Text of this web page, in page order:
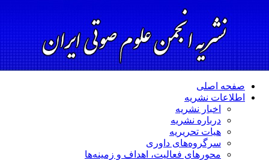
صفحه اصلی
اطلاعات نشریه
اخبار نشریه
درباره نشریه
هیات تحریریه
سرگروه‌های داوری
محورهای فعالیت، اهداف و زمینه‌ها